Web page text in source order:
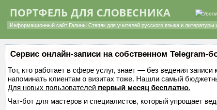
ПОРТФЕЛЬ ДЛЯ СЛОВЕСНИКА
Информационный сайт Галины Степяк для учителей русского языка и литературы
Сервис онлайн-записи на собственном Telegram-
Тот, кто работает в сфере услуг, знает — без ведения
напоминать клиентам о визитах тоже. Нашли самый
Для новых пользователей первый месяц бесплатно.
Чат-бот для мастеров и специалистов, который упрощает